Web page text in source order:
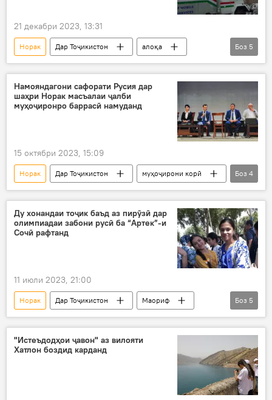
21 декабри 2023, 13:31
Норак Дар Тоҷикистон
алоқа
Хадамоти алоқа
санҷиш
Бег Сабур
Данғара
Восеъ
Боз 5
Намояндагони сафорати Русия дар
шаҳри Норак масъалаи ҷалби
муҳоҷиронро баррасӣ намуданд
15 октябри 2023, 15:09
Норак Дар Тоҷикистон
муҳоҷирони корӣ
ҷалб
Русия
мулоқот
Муҳоҷират
Боз 4
Ду хонандаи тоҷик баъд аз пирӯзӣ дар
олимпиадаи забони русӣ ба “Артек”-и
Сочӣ рафтанд
11 июли 2023, 21:00
Норак Дар Тоҷикистон
Маориф
хонанда
роҳхат
Сочӣ
баранда
истироҳат
Боз 5
"Истеъдодҳои ҷавон" аз вилояти
Хатлон боздид карданд